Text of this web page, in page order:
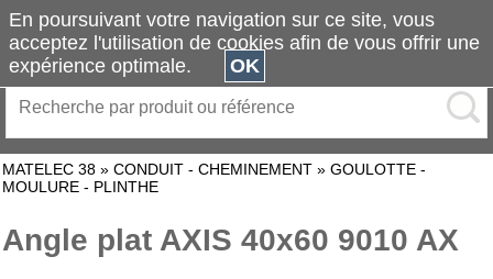
MATELEC 38 » CONDUIT - CHEMINEMENT » GOULOTTE -
MOULURE - PLINTHE
Angle plat AXIS 40x60 9010 AX
En poursuivant votre navigation sur ce site, vous
acceptez l'utilisation de cookies afin de vous offrir une
expérience optimale.
OK